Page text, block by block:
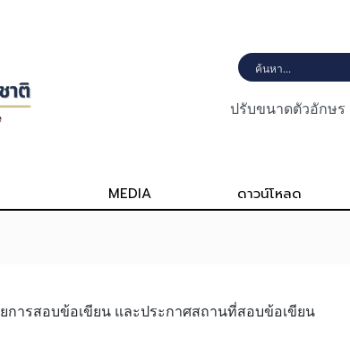
ปรับขนาดตัวอักษร
MEDIA ดาวน์โหลด
การสอบข้อเขียน และประกาศสถานที่สอบข้อเขียน